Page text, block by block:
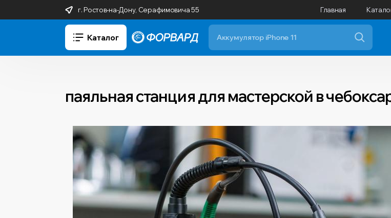
г. Ростов-на-Дону, Серафимовича 55 Главная
Каталог
паяльная станция для мастерской в